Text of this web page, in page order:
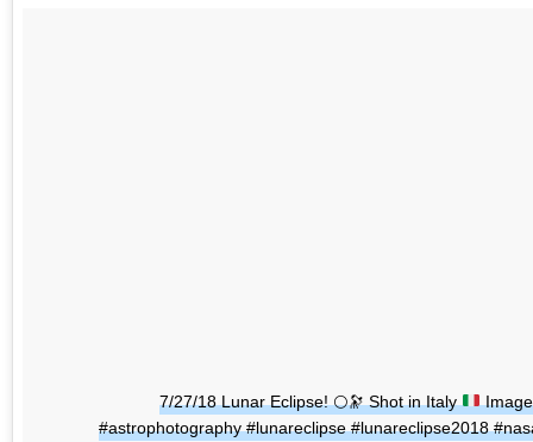
7/27/18 Lunar Eclipse!🌕🔭Shot in Italy
Image
#astrophotography #lunareclipse #lunareclipse2018